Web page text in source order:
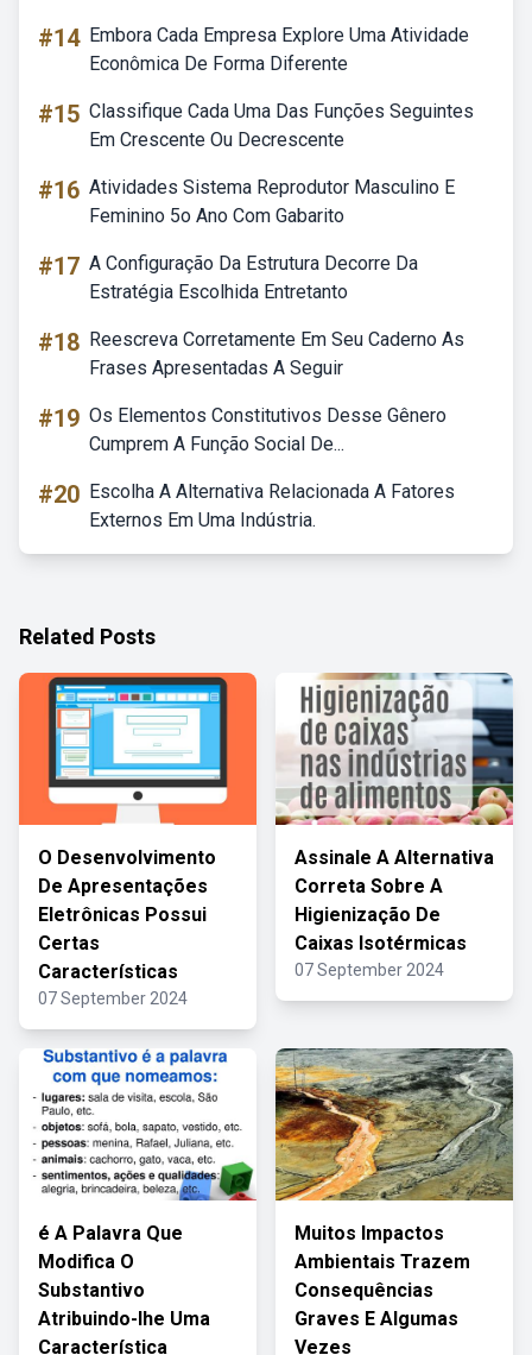
#14 Embora Cada Empresa Explore Uma Atividade
Econômica De Forma Diferente
#15 Classifique Cada Uma Das Funções Seguintes
Em Crescente Ou Decrescente
#16 Atividades Sistema Reprodutor Masculino E
Feminino 5o Ano Com Gabarito
#17 A Configuração Da Estrutura Decorre Da
Estratégia Escolhida Entretanto
#18 Reescreva Corretamente Em Seu Caderno As
Frases Apresentadas A Seguir
#19 Os Elementos Constitutivos Desse Gênero
Cumprem A Função Social De...
#20 Escolha A Alternativa Relacionada A Fatores
Externos Em Uma Indústria.
Related Posts
O Desenvolvimento
De Apresentações
Eletrônicas Possui
Certas
Características
07 September 2024
Assinale A Alternativa
Correta Sobre A
Higienização De
Caixas Isotérmicas
07 September 2024
é A Palavra Que
Modifica O
Substantivo
Atribuindo-lhe Uma
Característica
Muitos Impactos
Ambientais Trazem
Consequências
Graves E Algumas
Vezes